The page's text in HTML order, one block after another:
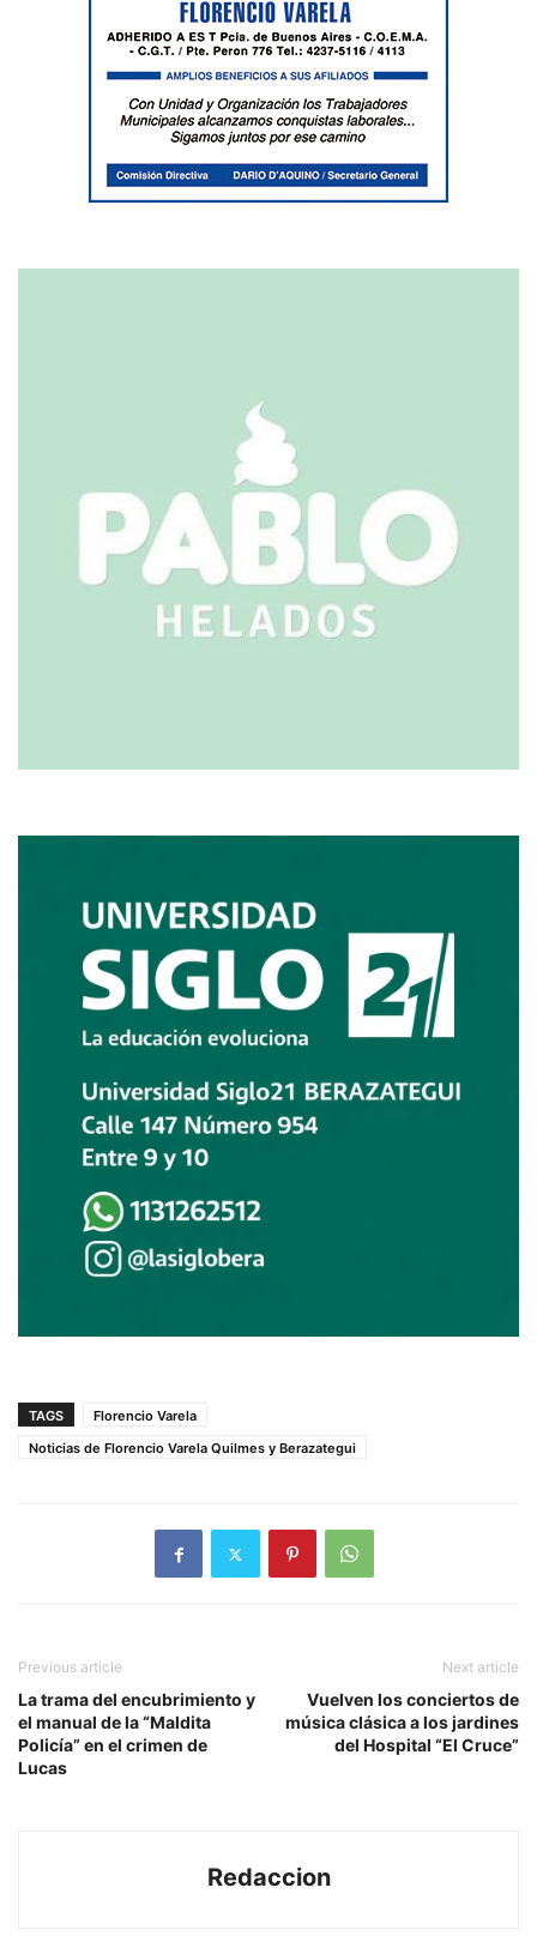
TAGS
Florencio Varela
Noticias de Florencio Varela Quilmes y Berazategui
Previous article
La trama del encubrimiento y
el manual de la “Maldita
Policía” en el crimen de
Lucas
Next article
Vuelven los conciertos de
música clásica a los jardines
del Hospital “El Cruce”
Redaccion